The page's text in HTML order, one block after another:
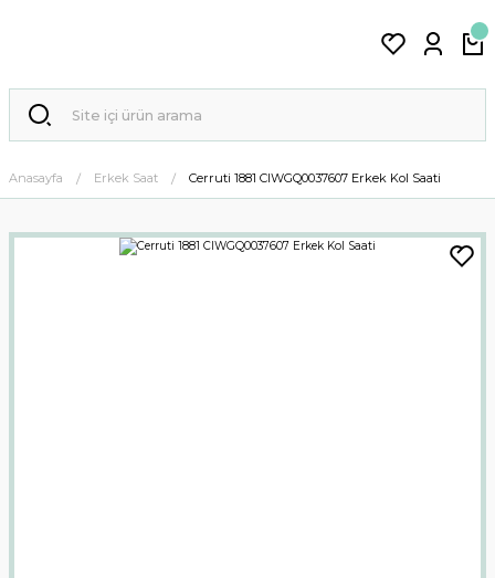
Anasayfa Erkek Saat Cerruti 1881 CIWGQ0037607 Erkek Kol Saati